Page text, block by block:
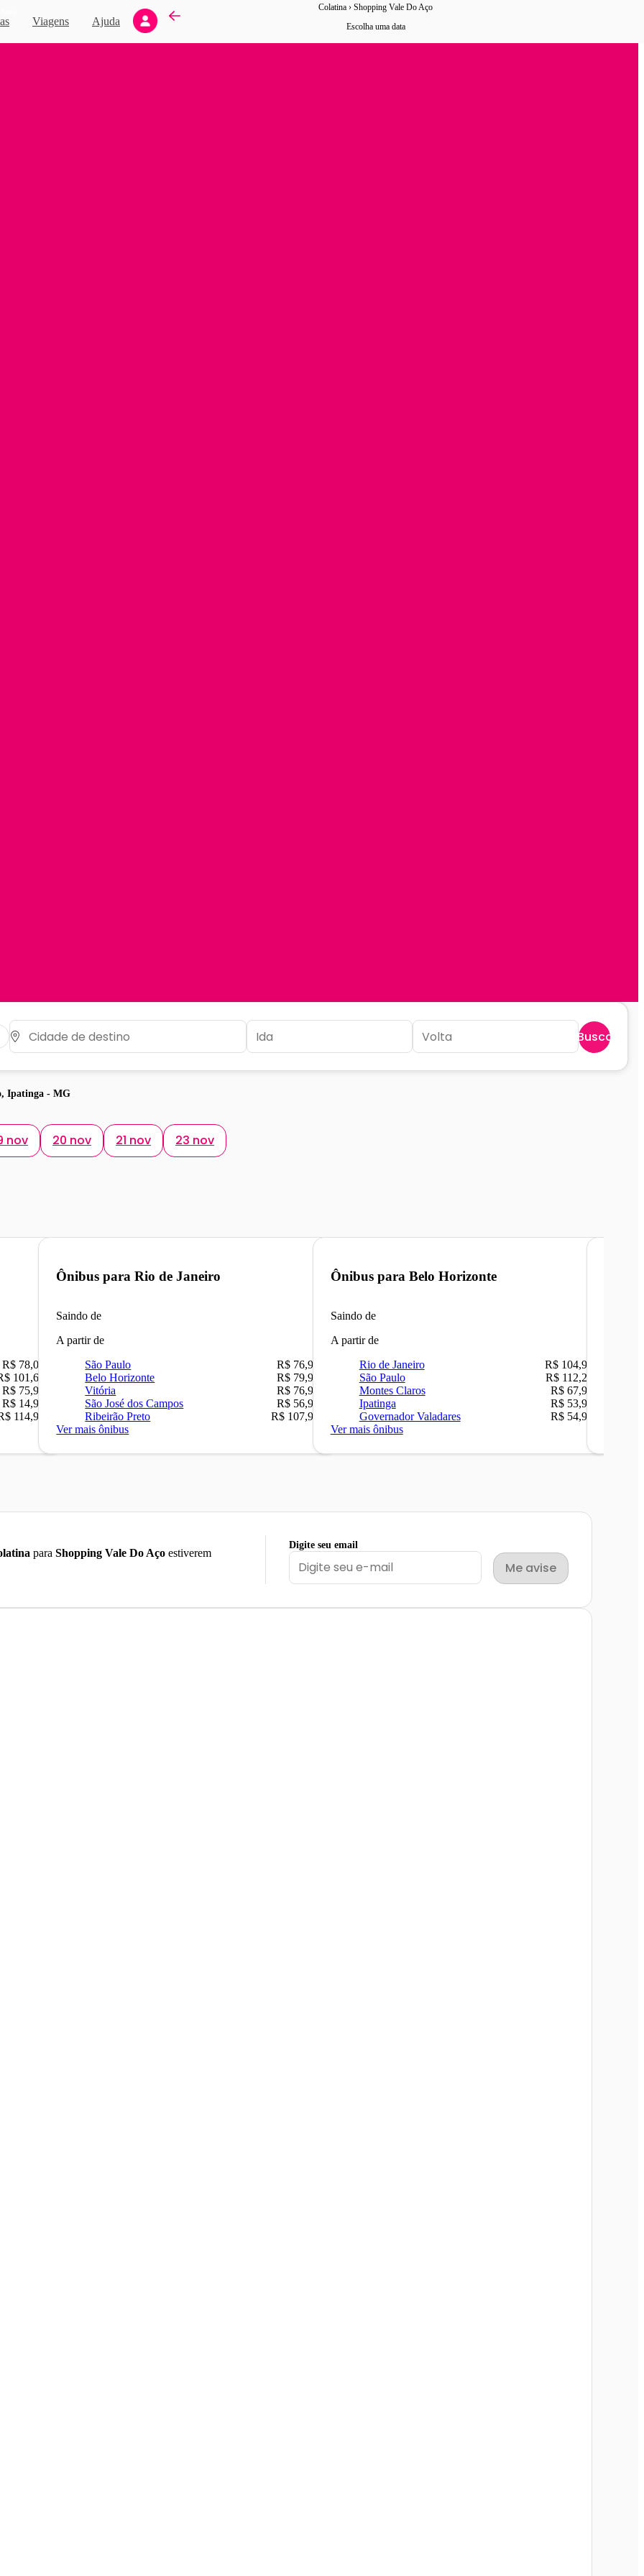
Viagens Ajuda
Colatina › Shopping Vale Do Aço
Escolha uma data
Buscar
Ipatinga - MG
nov 20 nov 21 nov 23 nov
R$ 78,02
101,67
R$ 75,90
R$ 14,90
114,90
Ônibus paraRio de Janeiro
Saindo de
A partir de
São Paulo
R$ 76,90
Belo Horizonte
R$ 79,90
Vitória
R$ 76,90
São José dos Campos
R$ 56,90
Ribeirão Preto
R$ 107,90
Ver mais ônibus
Ônibus para Belo Horizonte
Saindo de
A partir de
Rio de Janeiro
R$ 104,90
São Paulo
R$ 112,26
Montes Claros
R$ 67,90
Ipatinga
R$ 53,90
Governador Valadares
R$ 54,90
Ver mais ônibus
para Shopping Vale Do Aço estiverem
Digite seu email
Me avise